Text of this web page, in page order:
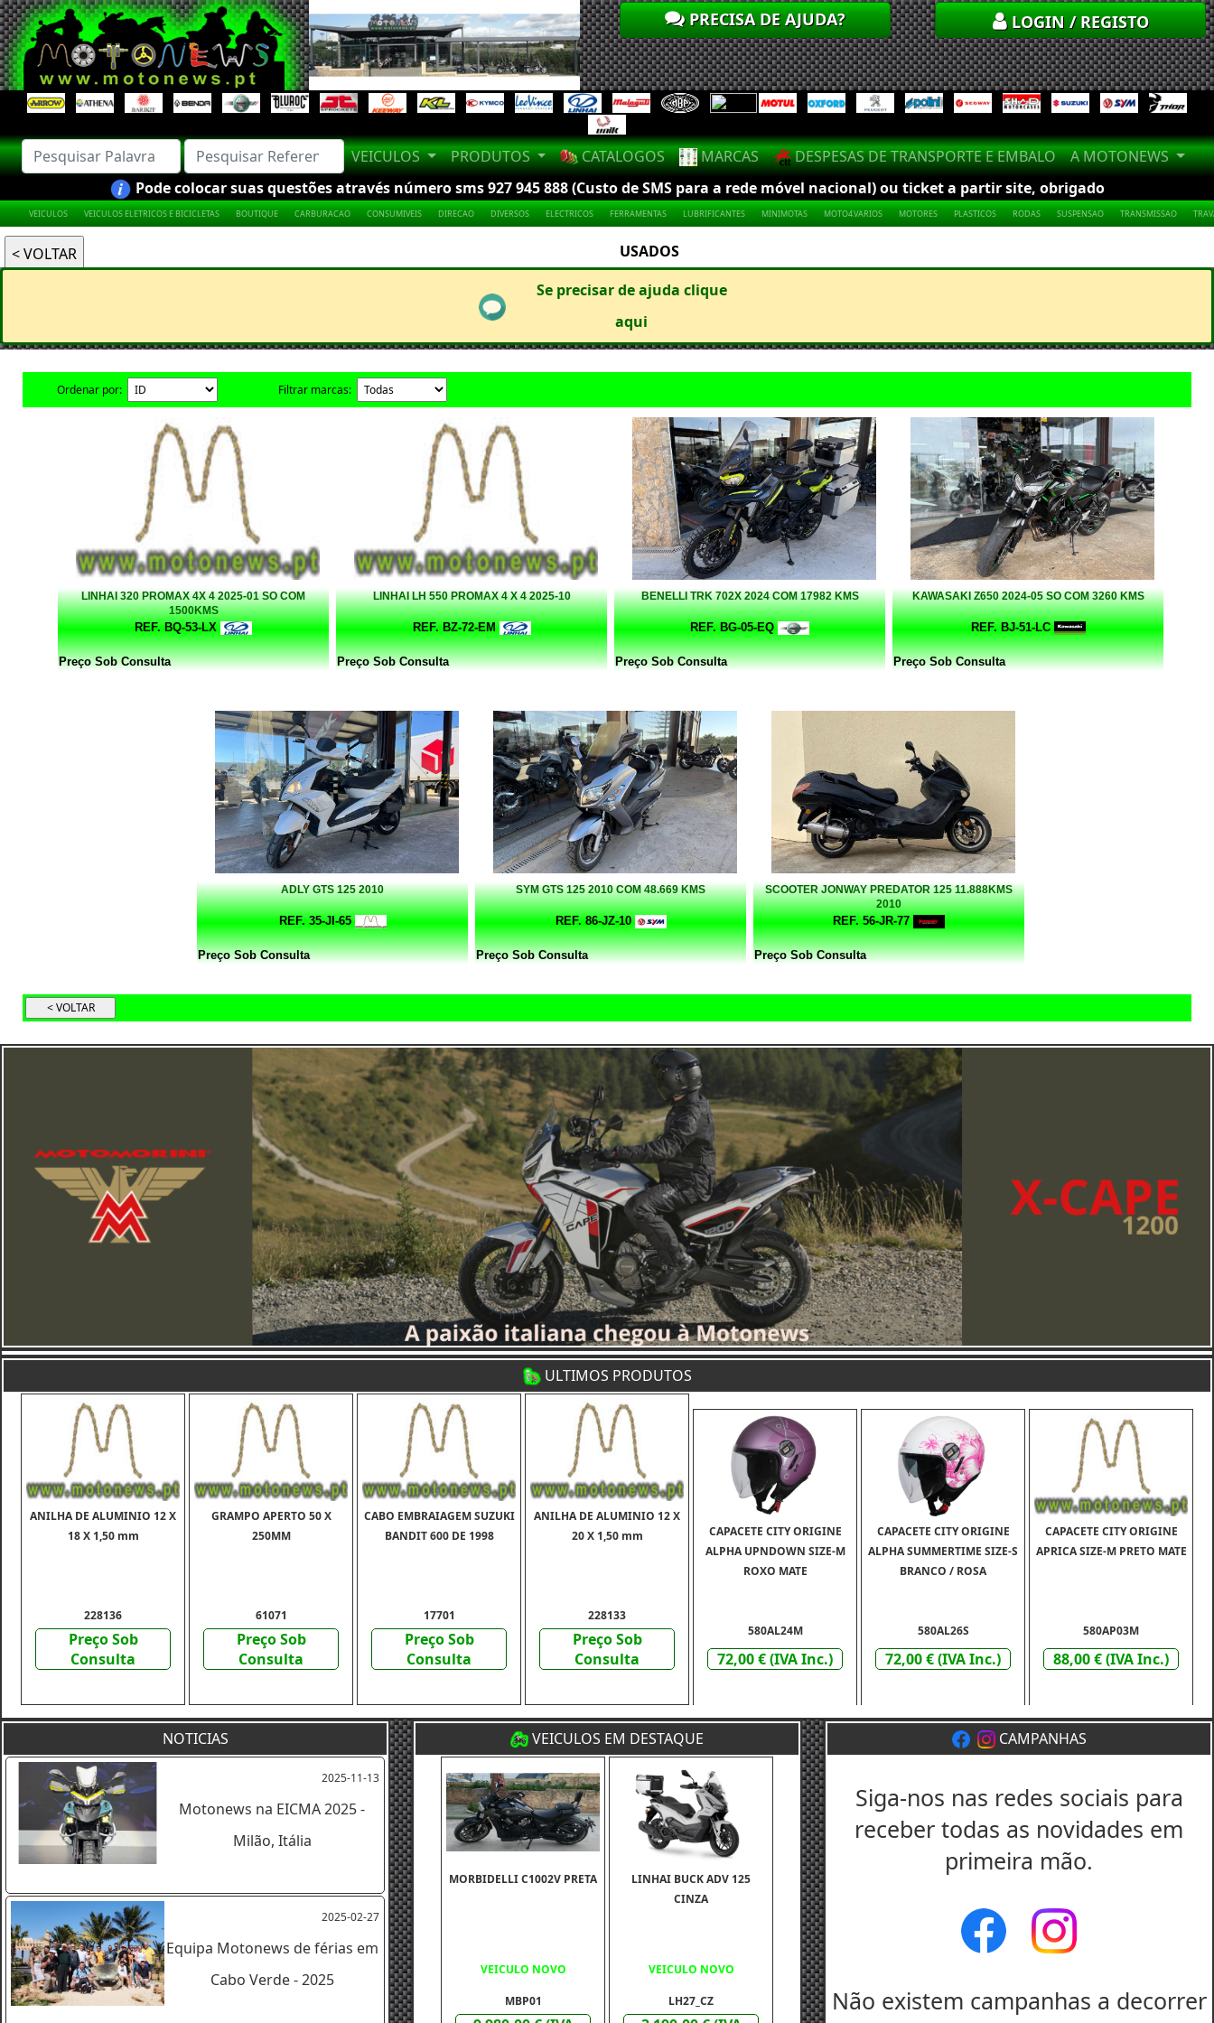
PRECISA DE AJUDA? LOGIN / REGISTO
VEICULOS PRODUTOS CATALOGOS MARCAS DESPESAS DE TRANSPORTE E EMBALO
A MOTONEWS
Pode colocar suas questões através número sms 927 945 888 (Custo de SMS para a rede móvel nacional) ou ticket a partir site, obrigado
VEICULOS VEICULOS ELETRICOS E BICICLETAS BOUTIQUE CARBURACAO CONSUMIVEIS DIRECAO DIVERSOS ELECTRICOS FERRAMENTAS LUBRIFICANTES MINIMOTAS MOTO4.VARIOS MOTORES PLASTICOS RODAS SUSPENSAO TRANSMISSAO
USADOS
Se precisar de ajuda clique
aqui
Ordenar por: Filtrar marcas:
LINHAI 320 PROMAX 4X 4 2025-01 SO COM
1500KMS
REF. BQ-53-LX
Preço Sob Consulta
LINHAI LH 550 PROMAX 4 X 4 2025-10
REF. BZ-72-EM
Preço Sob Consulta
BENELLI TRK 702X 2024 COM 17982 KMS
REF. BG-05-EQ
Preço Sob Consulta
KAWASAKI Z650 2024-05 SO COM 3260 KMS
REF. BJ-51-LC
Preço Sob Consulta
ADLY GTS 125 2010
REF. 35-JI-65
Preço Sob Consulta
SYM GTS 125 2010 COM 48.669 KMS
REF. 86-JZ-10
Preço Sob Consulta
SCOOTER JONWAY PREDATOR 125 11.888KMS
2010
REF. 56-JR-77
Preço Sob Consulta
ULTIMOS PRODUTOS
ANILHA DE ALUMINIO 12 X
18 X 1,50 mm
228136
Preço Sob
Consulta
GRAMPO APERTO 50 X
250MM
61071
Preço Sob
Consulta
CABO EMBRAIAGEM SUZUKI
BANDIT 600 DE 1998
17701
Preço Sob
Consulta
ANILHA DE ALUMINIO 12 X
20 X 1,50 mm
228133
Preço Sob
Consulta
CAPACETE CITY ORIGINE
ALPHA UPNDOWN SIZE-M
ROXO MATE
580AL24M
72,00 € (IVA Inc.)
CAPACETE CITY ORIGINE
ALPHA SUMMERTIME SIZE-S
BRANCO / ROSA
580AL26S
72,00 € (IVA Inc.)
CAPACETE CITY ORIGINE
APRICA SIZE-M PRETO MATE
580AP03M
88,00 € (IVA Inc.)
NOTICIAS
2025-11-13
Motonews na EICMA 2025 -
Milão, Itália
2025-02-27
Equipa Motonews de férias em
Cabo Verde - 2025
VEICULOS EM DESTAQUE
MORBIDELLI C1002V PRETA
VEICULO NOVO
MBP01
LINHAI BUCK ADV 125
CINZA
VEICULO NOVO
LH27_CZ
CAMPANHAS
Siga-nos nas redes sociais para
receber todas as novidades em
primeira mão.
Não existem campanhas a decorrer